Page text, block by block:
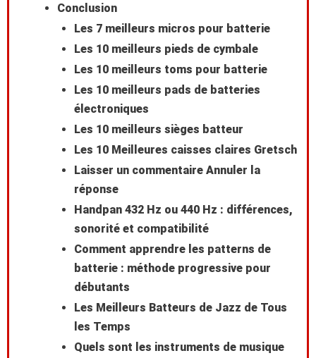
Conclusion
Les 7 meilleurs micros pour batterie
Les 10 meilleurs pieds de cymbale
Les 10 meilleurs toms pour batterie
Les 10 meilleurs pads de batteries
électroniques
Les 10 meilleurs sièges batteur
Les 10 Meilleures caisses claires Gretsch
Laisser un commentaire Annuler la
réponse
Handpan 432 Hz ou 440 Hz : différences,
sonorité et compatibilité
Comment apprendre les patterns de
batterie : méthode progressive pour
débutants
Les Meilleurs Batteurs de Jazz de Tous
les Temps
Quels sont les instruments de musique